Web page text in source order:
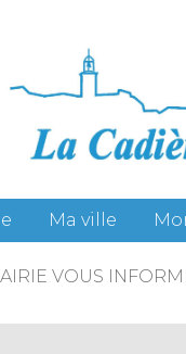
Ma ville
VOUS